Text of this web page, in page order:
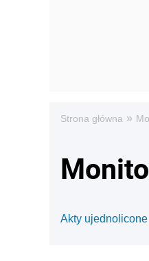
Strona główna »
Akty ujednolicone